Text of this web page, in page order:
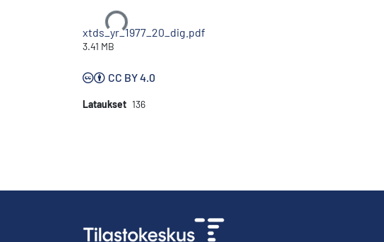
Ladataan...
xtds_yr_1977_20_dig.pdf
3.41 MB
CC BY 4.0
Lataukset 136